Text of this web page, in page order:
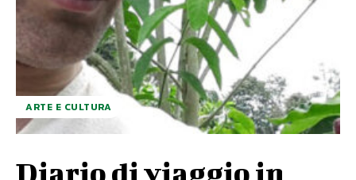
ARTE E CULTURA
Diario di viaggio in